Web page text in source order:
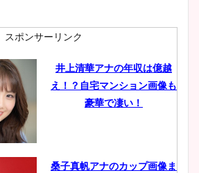
肉も凄い！
鈴木唯の太ってた時の体重が
ヤバすぎww原因や痩せたダ
スポンサーリンク
井上清華アナの年収は億越
え！？自宅マンション画像も
豪華で凄い！
桑子真帆アナのカップ画像ま